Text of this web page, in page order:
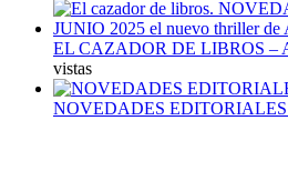
EL CAZADOR DE LIBROS –
vistas
NOVEDADES